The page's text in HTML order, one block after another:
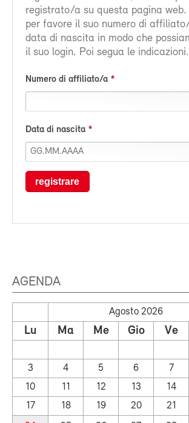
registrato/a su questa pagina web.
per favore il suo numero di
data di nascita in modo che
il suo login. Poi segua le indicazioni.
Numero di affiliato/a
Data di nascita
registrare
AGENDA
Agosto 2026
Lu Ma Me Gio Ve
3
4 5 6 7
10
11 12 13 14
17
18 19 20 21